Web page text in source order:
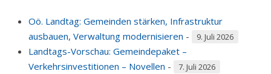
Oö. Landtag: Gemeinden stärken, Infrastruktur
ausbauen, Verwaltung modernisieren - 9. Juli 2026
Landtags-Vorschau: Gemeindepaket –
Verkehrsinvestitionen – Novellen - 7. Juli 2026